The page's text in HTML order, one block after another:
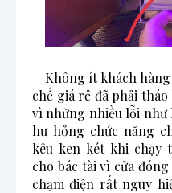
chế giá rẻ đã phải
vì những nhiều lỗi như
hư hỏng chức năng
kêu ken két khi chạy
cho bác tài vì cửa
chạm điện rất nguy